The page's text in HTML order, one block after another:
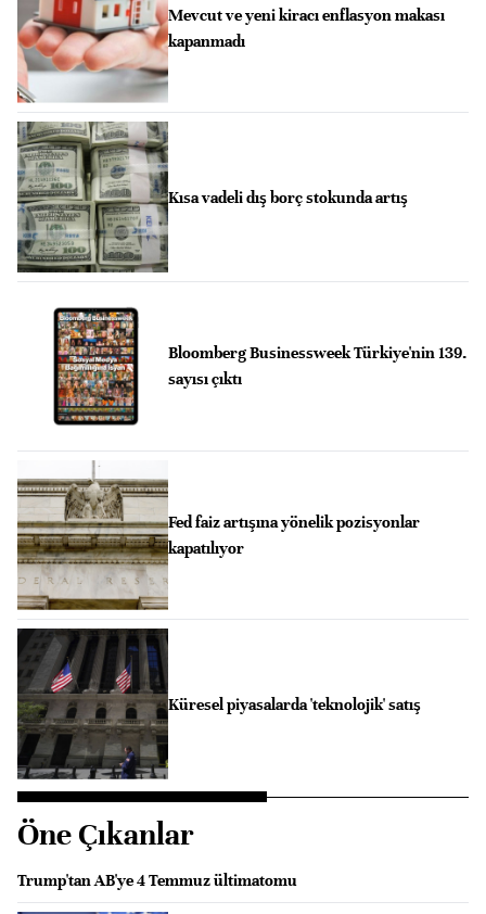
Mevcut ve yeni kiracı enflasyon makası
kapanmadı
Kısa vadeli dış borç stokunda artış
Bloomberg Businessweek Türkiye'nin 139.
sayısı çıktı
Fed faiz artışına yönelik pozisyonlar
kapatılıyor
Küresel piyasalarda 'teknolojik' satış
Öne Çıkanlar
Trump'tan AB'ye 4 Temmuz ültimatomu